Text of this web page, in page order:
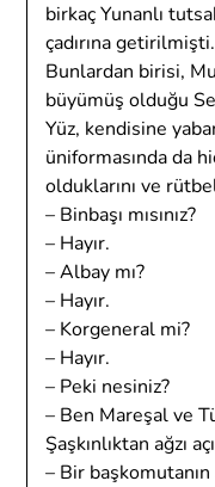
birkaç Yunanlı
çadırına getirilmişti.
Bunlardan birisi,
büyümüş olduğu
Yüz, kendisine
üniformasında da
olduklarını ve
– Binbaşı mısınız?
– Hayır.
– Albay mı?
– Hayır.
– Korgeneral mi?
– Hayır.
– Peki nesiniz?
– Ben Mareşal ve
Şaşkınlıktan ağzı
– Bir başkomutanın